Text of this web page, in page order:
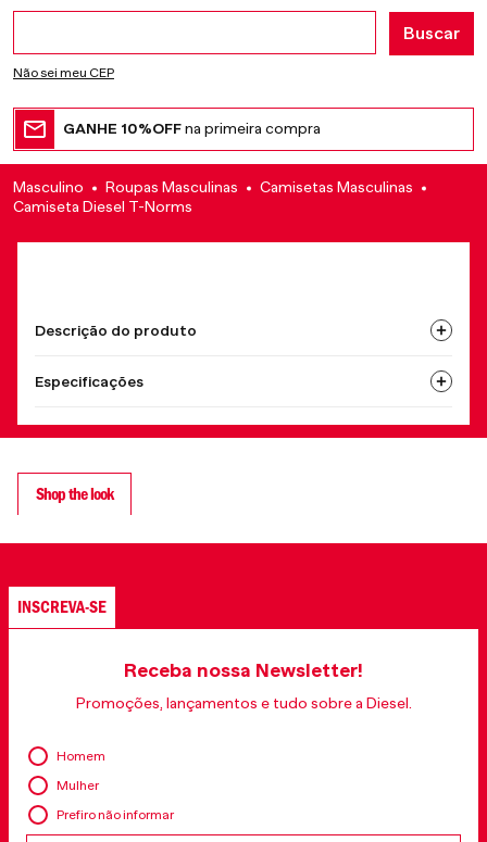
Não sei meu CEP
GANHE 10%OFFna primeira compra
Masculino Roupas Masculinas
Camisetas Masculinas
Camiseta Diesel T-Norms
Descrição do produto
Especificações
Shop the look
INSCREVA-SE
Receba nossa Newsletter!
Promoções, lançamentos e tudo sobre a Diesel.
Homem
Mulher
Prefiro não informar